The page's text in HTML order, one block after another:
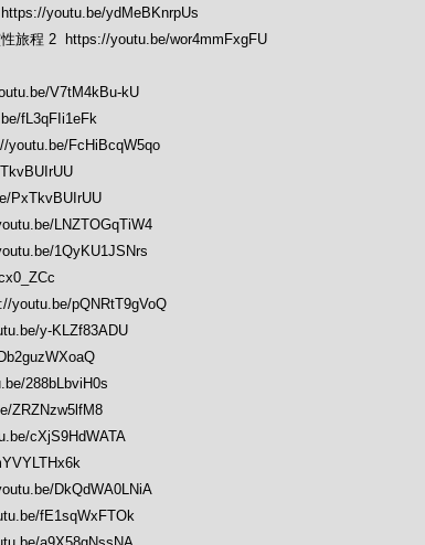
youtu.be/ydMeBKnrpUs
旅程 2 https://youtu.be/wor4mmFxgFU
V7tM4kBu-kU
fL3qFIi1eFk
youtu.be/FcHiBcqW5qo
PxTkvBUIrUU
LNZTOGqTiW4
1QyKU1JSNrs
youtu.be/pQNRtT9gVoQ
y-KLZf83ADU
288bLbviH0s
ZRZNzw5lfM8
cXjS9HdWATA
DkQdWA0LNiA
fE1sqWxFTOk